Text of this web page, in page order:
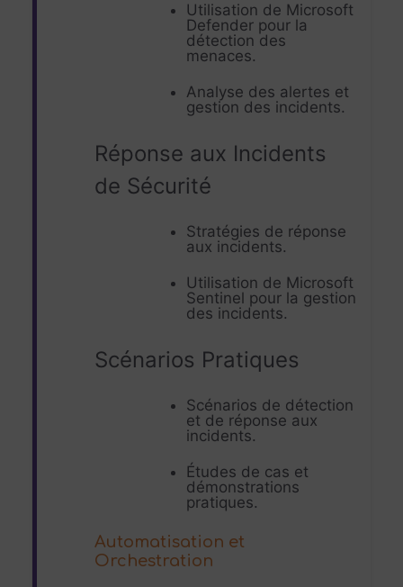
Utilisation de Microsoft
Defender pour la
détection des
menaces.
Analyse des alertes et
gestion des incidents.
Réponse aux Incidents
de Sécurité
Stratégies de réponse
aux incidents.
Utilisation de Microsoft
Sentinel pour la gestion
des incidents.
Scénarios Pratiques
Scénarios de détection
et de réponse aux
incidents.
Études de cas et
démonstrations
pratiques.
Automatisation et
Orchestration